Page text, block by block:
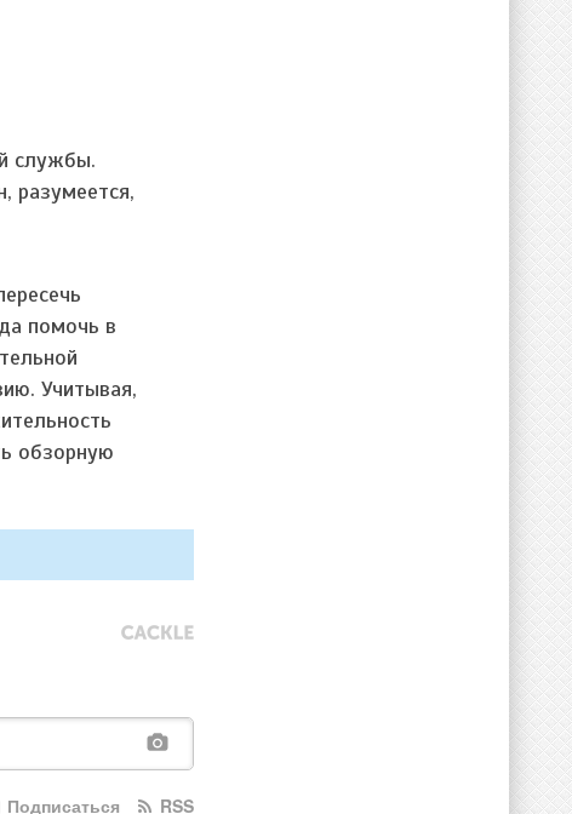
службы.
разумеется,
помочь в
Учитывая,
обзорную
RSS
Подписаться